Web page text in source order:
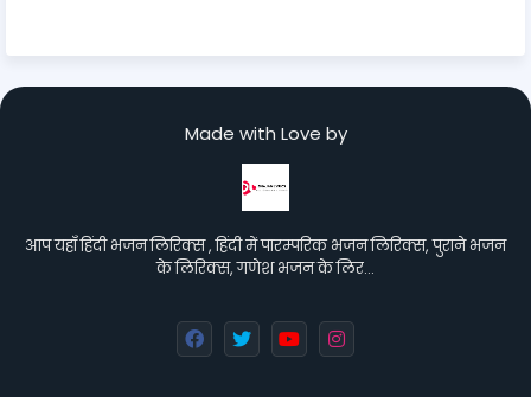
Made with Love by
आप यहाँ हिंदी भजन लिरिक्स , हिंदी में पारम्परिक भजन लिरिक्स, पुराने भजन
के लिरिक्स, गणेश भजन के लिर…